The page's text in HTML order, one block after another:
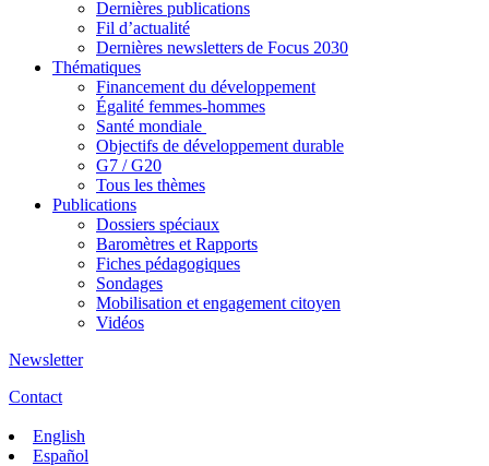
Dernières publications
Fil d’actualité
Dernières newsletters de Focus 2030
Thématiques
Financement du développement
Égalité femmes-hommes
Santé mondiale
Objectifs de développement durable
G7 / G20
Tous les thèmes
Publications
Dossiers spéciaux
Baromètres et Rapports
Fiches pédagogiques
Sondages
Mobilisation et engagement citoyen
Vidéos
Newsletter
Contact
English
Español